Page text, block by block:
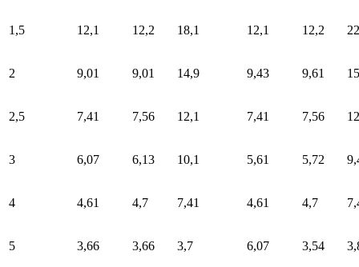
1,5 12,1 12,2 18,1 12,1 12,2
2 9,01 9,01 14,9 9,43 9,61
2,5 7,41 7,56 12,1 7,41 7,56
3 6,07 6,13 10,1 5,61 5,72
4 4,61 4,7 7,41 4,61 4,7
5 3,66 3,66 3,7 6,07 3,54